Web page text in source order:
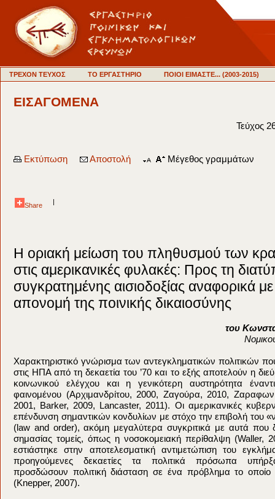
ΤΡΕΧΟΝ ΤΕΥΧΟΣ ΤΟ ΕΡΓΑΣΤΗΡΙΟ ΠΟΙΟΙ ΕΙΜΑΣΤΕ... (2003-2015)
ΕΙΣΑΓΟΜΕΝΑ
Τεύχος
Εκτύπωση Αποστολή Μέγεθος γραμμάτων
Share |
Η οριακή μείωση του πληθυσμού των
στις αμερικανικές φυλακές: Προς τη
συγκρατημένης αισιοδοξίας αναφορικά
απονομή της ποινικής δικαιοσύνης
του
Χαρακτηριστικό γνώρισμα των αντεγκληματικών πολιτικών
στις ΗΠΑ από τη δεκαετία του ’70 και το εξής αποτελούν η
κοινωνικού ελέγχου και η γενικότερη αυστηρότητα
φαινομένου (Αρχιμανδρίτου, 2000, Ζαγούρα, 2010,
2001, Barker, 2009, Lancaster, 2011). Οι αμερικανικές
επένδυνση σημαντικών κονδυλίων με στόχο την επιβολή του
(law and order), ακόμη μεγαλύτερα συγκριτικά με αυτά που
σημασίας τομείς, όπως η νοσοκομειακή περίθαλψη (Waller,
εστιάστηκε στην αποτελεσματική αντιμετώπιση του
προηγούμενες δεκαετίες τα πολιτικά πρόσωπα
προσδώσουν πολιτική διάσταση σε ένα πρόβλημα το
(Knepper, 2007).